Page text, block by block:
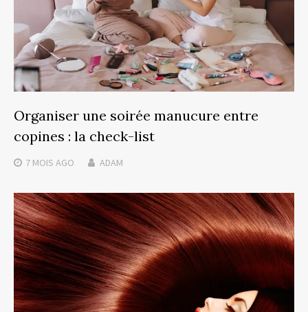
Organiser une soirée manucure entre
copines : la check-list
7 MOIS AGO ADAM